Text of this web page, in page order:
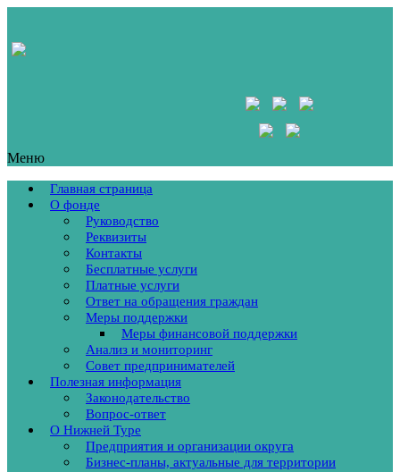
Меню
Главная страница
О фонде
Руководство
Реквизиты
Контакты
Бесплатные услуги
Платные услуги
Ответ на обращения граждан
Меры поддержки
Меры финансовой поддержки
Анализ и мониторинг
Совет предпринимателей
Полезная информация
Законодательство
Вопрос-ответ
О Нижней Туре
Предприятия и организации округа
Бизнес-планы, актуальные для территории